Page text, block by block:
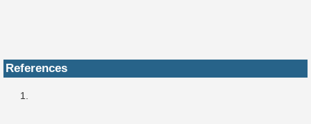
References